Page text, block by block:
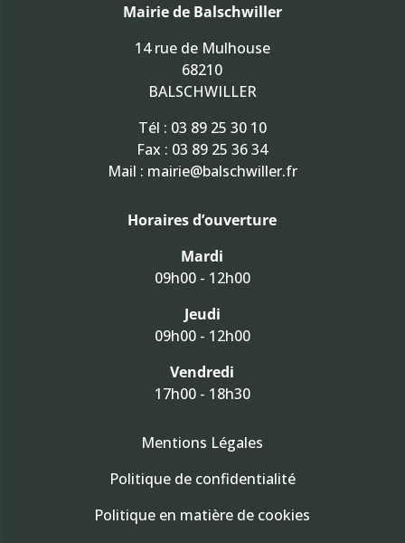
Mairie de Balschwiller
14 rue de Mulhouse
68210
BALSCHWILLER
Tél : 03 89 25 30 10
Fax : 03 89 25 36 34
Mail : mairie@balschwiller.fr
Horaires d’ouverture
Mardi
09h00 - 12h00
Jeudi
09h00 - 12h00
Vendredi
17h00 - 18h30
Mentions Légales
Politique de confidentialité
Politique en matière de cookies